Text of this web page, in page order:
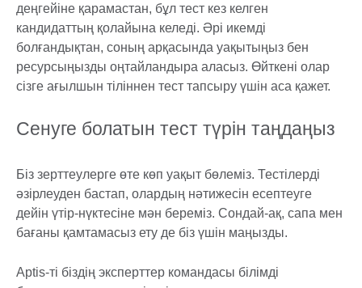
деңгейіне қарамастан, бұл тест кез келген
кандидаттың қолайына келеді. Әрі икемді
болғандықтан, соның арқасында уақытыңыз бен
ресурсыңызды оңтайландыра аласыз. Өйткені олар
сізге ағылшын тіліннен тест тапсыру үшін аса қажет.
Сенуге болатын тест түрін таңдаңыз
Біз зерттеулерге өте көп уақыт бөлеміз. Тестілерді
әзірлеуден бастап, олардың нәтижесін есептеуге
дейін үтір-нүктесіне мән береміз. Сондай-ақ, сапа мен
бағаны қамтамасыз ету де біз үшін маңызды.
Aptis-ті біздің эксперттер командасы білімді